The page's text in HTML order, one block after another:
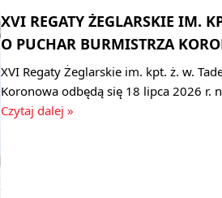
XVI REGATY ŻEGLARSKIE IM.
O PUCHAR BURMISTRZA
XVI Regaty Żeglarskie im. kpt. ż. w.
Koronowa odbędą się 18 lipca 2026 r.
Czytaj dalej »